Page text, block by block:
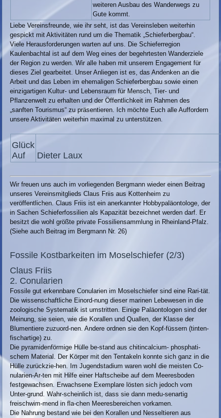
weiteren Ausbau des Wanderwegs zu
Gute kommt.
Liebe Vereinsfreunde, wie ihr seht, ist das Vereinsleben weiterhin
gespickt mit Aktivitäten rund um die Thematik „Schieferbergbau“.
Viele Herausforderungen warten auf uns. Die Schieferregion
Kaulenbachtal ist auf dem Weg eines der begehrtesten Wanderziele
der Region zu werden. Wir alle haben mit unserem Engagement für
dieses Ziel gearbeitet. Unser Anliegen ist es, das Andenken an die
Arbeit und das Leben im ehemaligen Schieferbergbau sowie einen
einzigartigen Kultur- und Lebensraum für Mensch, Tier- und
Pflanzenwelt zu erhalten und der Öffentlichkeit im Rahmen des
„sanften Tourismus“ zu präsentieren. Ich möchte Euch alle Auffordern
unsere Aktivitäten weiterhin maximal zu unterstützen.
Glück
Auf
Dieter Laux
Wir freuen uns auch im vorliegenden Bergmann wieder einen Beitrag
unseres Vereinsmitglieds Claus Friis aus Kottenheim zu
veröffentlichen. Claus Friis ist ein anerkannter Hobbypaläontologe, der
in Sachen Schieferfossilien als Kapazität bezeichnet werden darf. Er
besitzt die wohl größte private Fossiliensammlung in Rheinland-Pfalz.
(Siehe auch Beitrag im Bergmann Nr. 26)
Fossile Kostbarkeiten im Moselschiefer (2/3)
Claus Friis
2. Conularien
Fossile gut erkennbare Conularien im Moselschiefer sind eine Rari-tät.
Die wissenschaftliche Einord-nung dieser marinen Lebewesen in die
zoologische Systematik ist umstritten. Einige Paläontologen sind der
Meinung, sie seien, wie die Korallen und Quallen, der Klasse der
Blumentiere zuzuord-nen. Andere ordnen sie den Kopf-füssern (tinten-
fischartige) zu.
Die pyramidenförmige Hülle be-stand aus chitincalcium- phosphati-
schem Material. Der Körper mit den Tentakeln konnte sich ganz in die
Hülle zurückzie-hen. Im Jugendstadium waren wohl die meisten Co-
nularien-Ar-ten mit Hilfe einer Haftscheibe auf dem Meeresboden
festgewachsen. Erwachsene Exemplare lösten sich jedoch vom
Unter-grund. Wahr-scheinlich ist, dass sie dann medu-senartig
freischwim-mend in fla-chen Meeresbereichen vorkamen.
Die Nahrung bestand wie bei den Korallen und Nesseltieren aus